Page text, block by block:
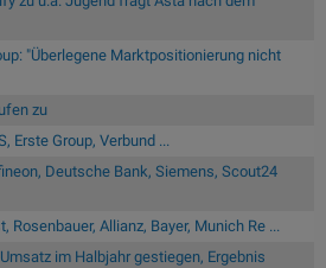
"Überlegene Marktpositionierung nicht
zu
Erste Group, Verbund ...
Deutsche Bank, Siemens, Scout24
Rosenbauer, Allianz, Bayer, Munich Re ...
im Halbjahr gestiegen, Ergebnis